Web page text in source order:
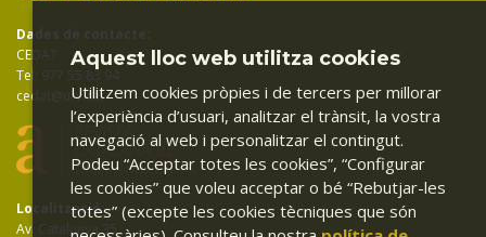
Dades de contacte:
CEDAT
Tel: 977 55 83 94
cedat@urv.cat
Localització:
Av. Catalunya 35
Aquest lloc web utilitza cookies
Utilitzem cookies pròpies i de tercers per millorar
l’experiència d’usuari, analitzar el trànsit, la vostra
navegació al web i personalitzar el contingut.
Podeu “Acceptar totes les cookies”, “Configurar
les cookies” que voleu acceptar o bé “Rebutjar-les
totes” (excepte les cookies tècniques que són